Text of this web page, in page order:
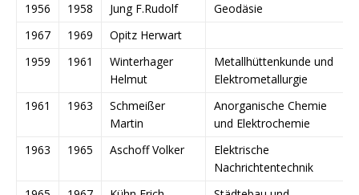
1956
1958 Jung F.Rudolf
Geodäsie
1967
1969
Opitz Herwart
1959
1961
Winterhager
Helmut
Metallhüttenkunde und
Elektrometallurgie
1961
1963
Schmeißer
Martin
Anorganische Chemie
und Elektrochemie
1963
1965 Aschoff Volker
Elektrische
Nachrichtentechnik